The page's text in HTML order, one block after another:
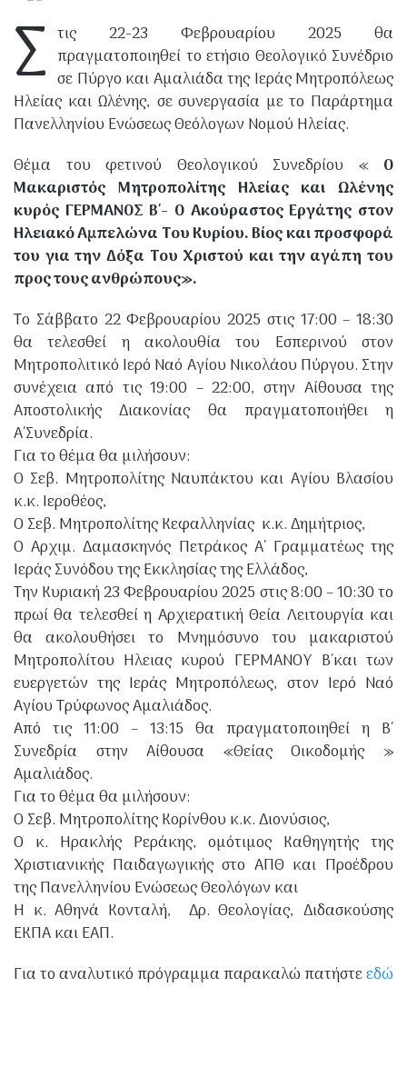
Ωλένης
Βάρδας
- Βαρθολομιού
Ολυμπίας
Σ τις 22-23 Φεβρουαρίου 2025 θα
πραγματοποιηθεί το ετήσιο Θεολογικό Συνέδριο
σε Πύργο και Αμαλιάδα της Ιεράς Μητροπόλεως
Ηλείας και Ωλένης, σε συνεργασία με το Παράρτημα
Πανελληνίου Ενώσεως Θεόλογων Νομού Ηλείας.
Θέμα του φετινού Θεολογικού Συνεδρίου « Ο
Μακαριστός Μητροπολίτης Ηλείας και Ωλένης
κυρός ΓΕΡΜΑΝΟΣ Β΄- Ο Ακούραστος Εργάτης στον
Ηλειακό Αμπελώνα Του Κυρίου. Βίος και προσφορά
του για την Δόξα Του Χριστού και την αγάπη του
προς τους ανθρώπους».
Το Σάββατο 22 Φεβρουαρίου 2025 στις 17:00 – 18:30
θα τελεσθεί η ακολουθία του Εσπερινού στον
Μητροπολιτικό Ιερό Ναό Αγίου Νικολάου Πύργου. Στην
συνέχεια από τις 19:00 – 22:00, στην Αίθουσα της
Αποστολικής Διακονίας θα πραγματοποιήθει η
Α΄Συνεδρία.
Για το θέμα θα μιλήσουν:
Ο Σεβ. Μητροπολίτης Ναυπάκτου και Αγίου Βλασίου
κ.κ. Ιεροθέος,
Ο Σεβ. Μητροπολίτης Κεφαλληνίας κ.κ. Δημήτριος,
Ο Αρχιμ. Δαμασκηνός Πετράκος Α΄ Γραμματέως της
Ιεράς Συνόδου της Εκκλησίας της Ελλάδος,
Την Κυριακή 23 Φεβρουαρίου 2025 στις 8:00 – 10:30 το
πρωί θα τελεσθεί η Αρχιερατική Θεία Λειτουργία και
θα ακολουθήσει το Μνημόσυνο του μακαριστού
Μητροπολίτου Ηλειας κυρού ΓΕΡΜΑΝΟΥ Β΄και των
ευεργετών της Ιεράς Μητροπόλεως, στον Ιερό Ναό
Αγίου Τρύφωνος Αμαλιάδος.
Από τις 11:00 – 13:15 θα πραγματοποιηθεί η Β΄
Συνεδρία στην Αίθουσα «Θείας Οικοδομής »
Αμαλιάδος.
Για το θέμα θα μιλήσουν:
Ο Σεβ. Μητροπολίτης Κορίνθου κ.κ. Διονύσιος,
Ο κ. Ηρακλής Ρεράκης, ομότιμος Καθηγητής της
Χριστιανικής Παιδαγωγικής στο ΑΠΘ και Προέδρου
της Πανελληνίου Ενώσεως Θεολόγων και
Η κ. Αθηνά Κονταλή, Δρ. Θεολογίας, Διδασκούσης
ΕΚΠΑ και ΕΑΠ.
Για το αναλυτικό πρόγραμμα παρακαλώ πατήστεεδώ